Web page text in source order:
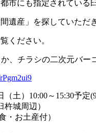
市にも指定されている
遺産」を探していただ
ください。
、チラシの二次元バー
（土）10:00～15:30予定
城周辺）
・お土産付）